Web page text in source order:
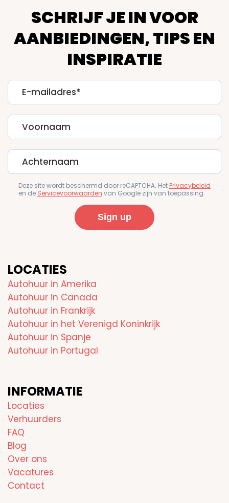
SCHRIJF JE IN VOOR
AANBIEDINGEN, TIPS EN
INSPIRATIE
E-
mailadres
First
Name
Last
Name
Deze site wordt beschermd door reCAPTCHA. HetPrivacybeleid
en de Servicevoorwaarden van Google zijn van toepassing.
LOCATIES
Autohuur in Amerika
Autohuur in Canada
Autohuur in Frankrijk
Autohuur in het Verenigd Koninkrijk
Autohuur in Spanje
Autohuur in Portugal
INFORMATIE
Locaties
Verhuurders
FAQ
Blog
Over ons
Vacatures
Contact